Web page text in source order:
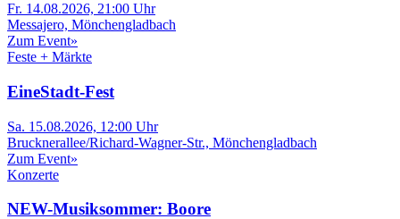
Fr. 14.08.2026, 21:00 Uhr
Messajero, Mönchengladbach
Zum Event»
Feste + Märkte
EineStadt-Fest
Sa. 15.08.2026, 12:00 Uhr
Brucknerallee/Richard-Wagner-Str., Mönchengladbach
Zum Event»
Konzerte
NEW-Musiksommer: Boore